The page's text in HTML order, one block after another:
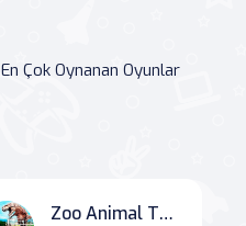
En Çok Oynanan Oyunlar
Zoo Animal Transport Simulator